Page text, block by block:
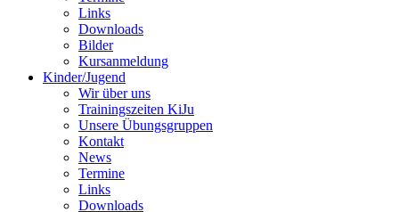
Links
Downloads
Bilder
Kursanmeldung
Kinder/Jugend
Wir über uns
Trainingszeiten KiJu
Unsere Übungsgruppen
Kontakt
News
Termine
Links
Downloads